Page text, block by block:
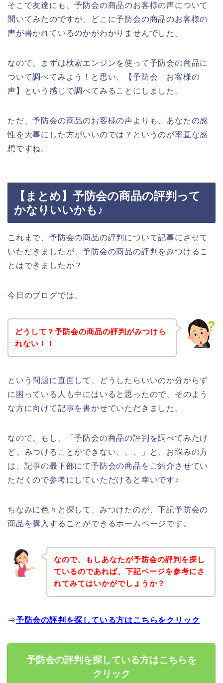
そこで友達にも、予防会の商品のお客様の声について
聞いてみたのですが、どこに予防会の商品のお客様の
声が書かれているのかがわかりませんでした。
なので、まずは検索エンジンを使って予防会の商品に
ついて調べてみよう！と思い、【予防会 お客様の
声】という感じで調べてみることにしました。
ただ、予防会の商品のお客様の声よりも、あなたの感
性を大事にした方がいいのでは？というのが率直な感
想ですね。
【まとめ】予防会の商品の評判って
かなりいいかも♪
これまで、予防会の商品の評判について記事にさせて
いただきましたが、予防会の商品の評判をみつけるこ
とはできましたか？
今日のブログでは、
どうして？予防会の商品の評判がみつけら
れない！！
という問題に直面して、どうしたらいいのか分からず
に困っている人も中にはいると思ったので、そのよう
な方に向けて記事を書かせていただきました。
なので、もし、「予防会の商品の評判を調べてみたけ
ど、みつけることができない、、、」と、お悩みの方
は、記事の最下部にて予防会の商品をご紹介させてい
ただくので参考にしていただけると幸いです♪
ちなみに色々と探して、みつけたのが、下記予防会の
商品を購入することができるホームページです。
なので、もしあなたが予防会の評判を探し
ているのであれば、下記ページを参考にさ
れてみてはいかがでしょうか？
⇒予防会の評判を探している方はこちらをクリック
予防会の評判を探している方はこちらを
クリック